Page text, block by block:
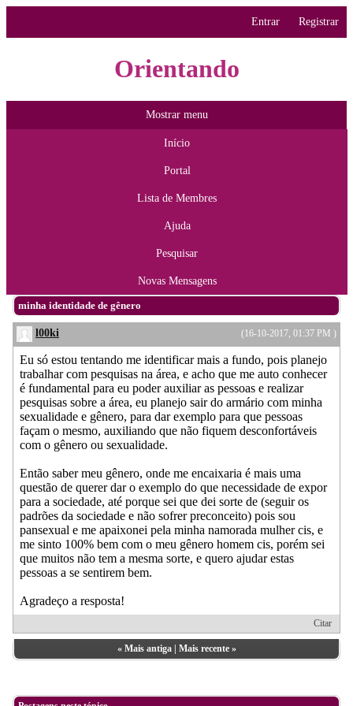
Entrar Registrar
Orientando
Mostrar menu
Início
Portal
Lista de Membres
Ajuda
Pesquisar
Novas Mensagens
minha identidade de gênero
(16-10-2017, 01:37 PM )
l00ki
Eu só estou tentando me identificar mais a fundo, pois planejo
trabalhar com pesquisas na área, e acho que me auto conhecer
é fundamental para eu poder auxiliar as pessoas e realizar
pesquisas sobre a área, eu planejo sair do armário com minha
sexualidade e gênero, para dar exemplo para que pessoas
façam o mesmo, auxiliando que não fiquem desconfortáveis
com o gênero ou sexualidade.
Então saber meu gênero, onde me encaixaria é mais uma
questão de querer dar o exemplo do que necessidade de expor
para a sociedade, até porque sei que dei sorte de (seguir os
padrões da sociedade e não sofrer preconceito) pois sou
pansexual e me apaixonei pela minha namorada mulher cis, e
me sinto 100% bem com o meu gênero homem cis, porém sei
que muitos não tem a mesma sorte, e quero ajudar estas
pessoas a se sentirem bem.
Agradeço a resposta!
Citar
« Mais antiga| Mais recente»